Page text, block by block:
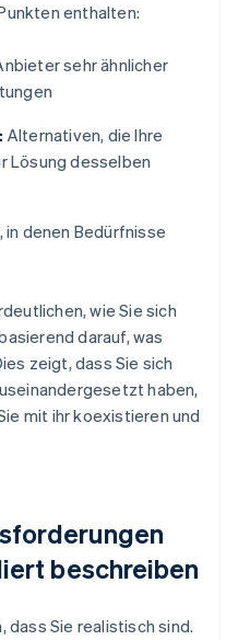
enthalten:
sehr ähnlicher
Alternativen, die Ihre
Lösung desselben
in denen Bedürfnisse
wie Sie sich
darauf, was
zeigt, dass Sie sich
haben,
mit ihr koexistieren und
beschreiben
dass Sie realistisch sind.